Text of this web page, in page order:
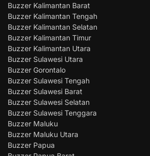
Buzzer Kalimantan Barat
Buzzer Kalimantan Tengah
Buzzer Kalimantan Selatan
Buzzer Kalimantan Timur
Buzzer Kalimantan Utara
Buzzer Sulawesi Utara
Buzzer Gorontalo
Buzzer Sulawesi Tengah
Buzzer Sulawesi Barat
Buzzer Sulawesi Selatan
Buzzer Sulawesi Tenggara
Buzzer Maluku
Buzzer Maluku Utara
Buzzer Papua